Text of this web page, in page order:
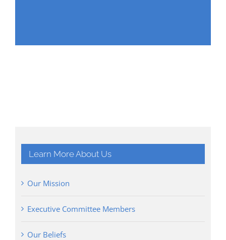
Learn More About Us
Our Mission
Executive Committee Members
Our Beliefs